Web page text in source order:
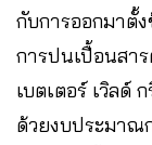
กับการออกมาตั้
การปนเปื้อนสา
เบตเตอร์ เวิลด์
ด้วยงบประมาณ